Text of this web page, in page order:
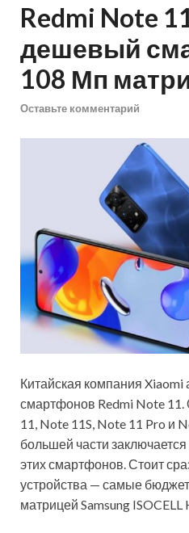
Redmi Note
дешевый
108 Мп
Оставьте комментарий
Китайская компания
смартфонов Redmi Note
11, Note 11S, Note 11 Pro и
большей части
этих смартфонов. Стоит
устройства — самые
матрицей Samsung